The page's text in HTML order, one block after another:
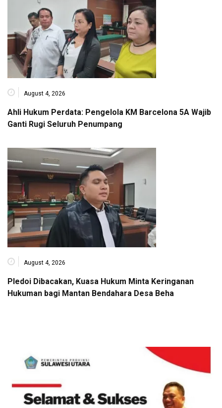
August 4, 2026
Ahli Hukum Perdata: Pengelola KM Barcelona 5A Wajib
Ganti Rugi Seluruh Penumpang
August 4, 2026
Pledoi Dibacakan, Kuasa Hukum Minta Keringanan
Hukuman bagi Mantan Bendahara Desa Beha